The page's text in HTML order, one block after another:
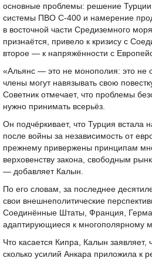
основные проблемы: решение Турции
системы ПВО С-400 и намерение
в восточной части Средиземного
признаётся, привело к кризису с
второе — к напряжённости с
«Альянс — это не монополия: это не
члены могут навязывать свою
Советник отмечает, что проблемы
нужно принимать всерьёз.
Он подчёркивает, что Турция встала
после войны за независимость от
прежнему привержены принципам
верховенству закона, свободным
— добавляет Калын.
По его словам, за последнее
свои внешнеполитические
Соединённые Штаты, Франция,
адаптирующиеся к многополярному
Что касается Кипра, Калын
сколько усилий Анкара приложила к